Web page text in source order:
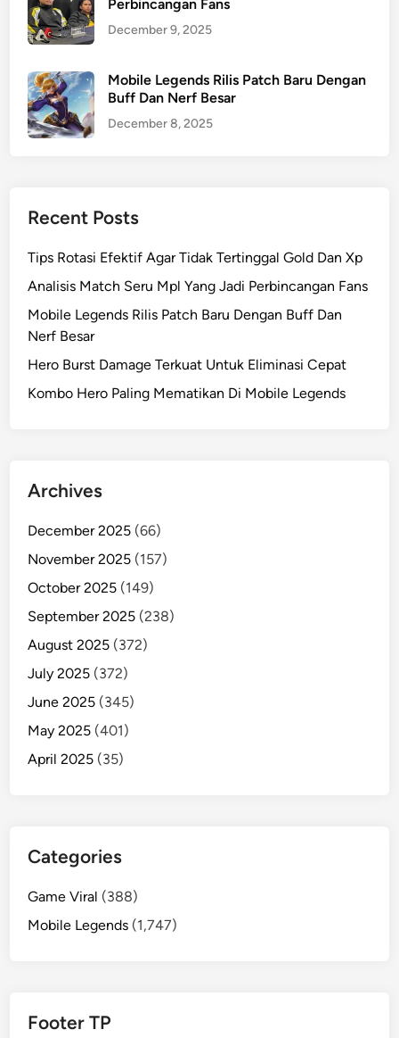
Perbincangan Fans
December 9, 2025
Mobile Legends Rilis Patch Baru Dengan
Buff Dan Nerf Besar
December 8, 2025
Recent Posts
Tips Rotasi Efektif Agar Tidak Tertinggal Gold Dan Xp
Analisis Match Seru Mpl Yang Jadi Perbincangan Fans
Mobile Legends Rilis Patch Baru Dengan Buff Dan
Nerf Besar
Hero Burst Damage Terkuat Untuk Eliminasi Cepat
Kombo Hero Paling Mematikan Di Mobile Legends
Archives
December 2025 (66)
November 2025 (157)
October 2025 (149)
September 2025 (238)
August 2025 (372)
July 2025 (372)
June 2025 (345)
May 2025 (401)
April 2025 (35)
Categories
Game Viral (388)
Mobile Legends (1,747)
Footer TP